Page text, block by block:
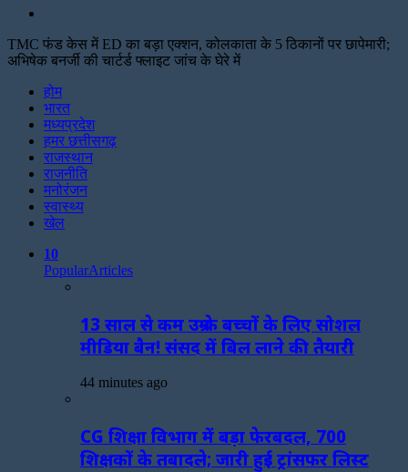
TMC फंड केस में ED का बड़ा एक्शन, कोलकाता के 5 ठिकानों पर छापेमारी;
अभिषेक बनर्जी की चार्टर्ड फ्लाइट जांच के घेरे में
होम
भारत
मध्यप्रदेश
हमर छत्तीसगढ़
राजस्थान
राजनीति
मनोरंजन
स्वास्थ्य
खेल
10
PopularArticles
13 साल से कम उम्र के बच्चों के लिए सोशल
मीडिया बैन! संसद में बिल लाने की तैयारी
44 minutes ago
CG शिक्षा विभाग में बड़ा फेरबदल, 700
शिक्षकों के तबादले; जारी हुई ट्रांसफर लिस्ट